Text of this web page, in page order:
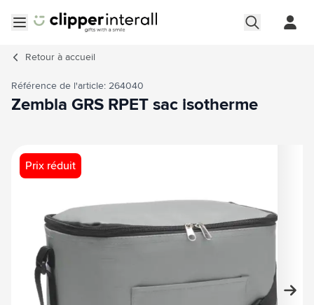
Retour à accueil
Prix réduit
Image principale
Cliquez pour voir l'image en plein écran
Référence de l'article: 264040
Zembla GRS RPET sac isotherme